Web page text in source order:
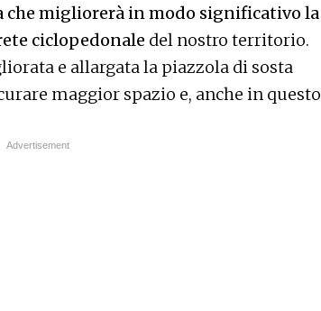
migliorerà in modo significativo la
ciclopedonale del nostro territorio.
e allargata la piazzola di sosta
maggior spazio e, anche in questo